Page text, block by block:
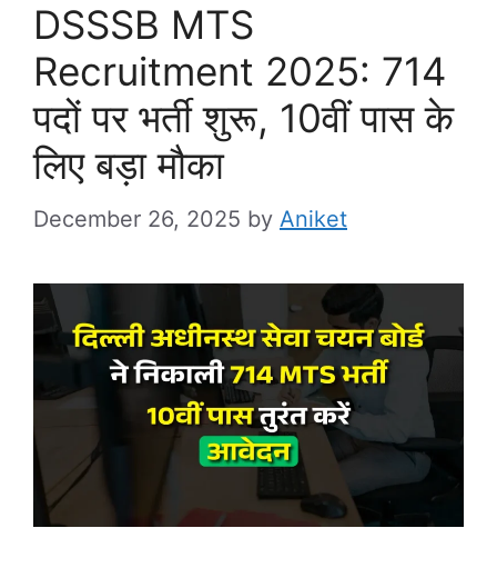
DSSSB MTS
Recruitment 2025: 714
पदों पर भर्ती शुरू, 10वीं पास के
लिए बड़ा मौका
December 26, 2025 by Aniket